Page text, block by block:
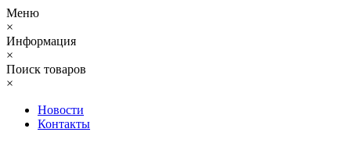
Меню
×
Информация
×
Поиск товаров
×
Новости
Контакты